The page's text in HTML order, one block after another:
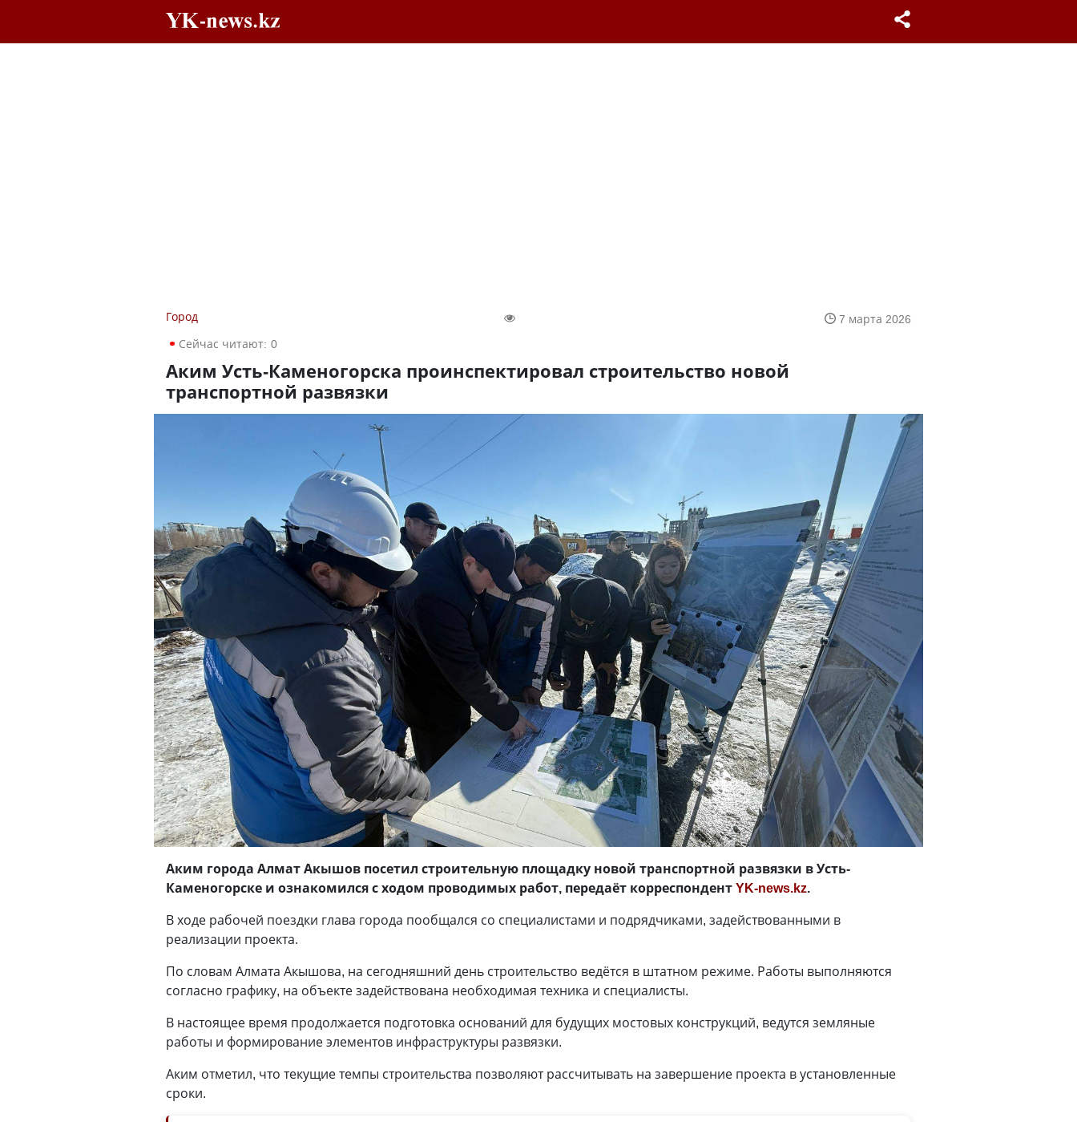
Город
7 марта 2026
Сейчас читают: 0
Аким Усть-Каменогорска проинспектировал строительство новой
транспортной развязки
Аким города Алмат Акышов посетил строительную площадку новой транспортной развязки в Усть-
Каменогорске и ознакомился с ходом проводимых работ, передаёт корреспондентYK-news.kz.
В ходе рабочей поездки глава города пообщался со специалистами и подрядчиками, задействованными в
реализации проекта.
По словам Алмата Акышова, на сегодняшний день строительство ведётся в штатном режиме. Работы выполняются
согласно графику, на объекте задействована необходимая техника и специалисты.
В настоящее время продолжается подготовка оснований для будущих мостовых конструкций, ведутся земляные
работы и формирование элементов инфраструктуры развязки.
Аким отметил, что текущие темпы строительства позволяют рассчитывать на завершение проекта в установленные
сроки.